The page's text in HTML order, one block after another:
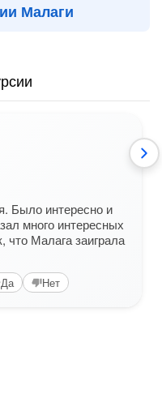
Малаги
Было интересно и
много интересных
что Малага заиграла
Да Нет